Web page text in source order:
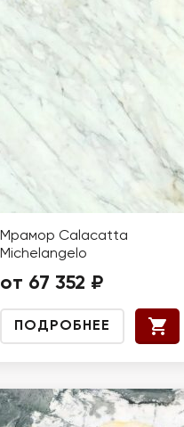
Мрамор Calacatta
Michelangelo
от 67 352 ₽
ПОДРОБНЕЕ